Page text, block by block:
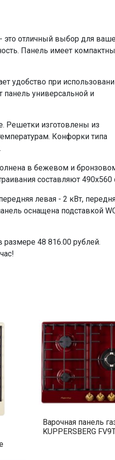
- это отличный выбор для
Панель имеет
удобство при
панель универсальной и
Решетки изготовлены из
Конфорки типа
в бежевом и
составляют 490х560
левая - 2 кВт,
оснащена подставкой
размере 48 816.00 рублей.
Варочная панель
KUPPERSBERG